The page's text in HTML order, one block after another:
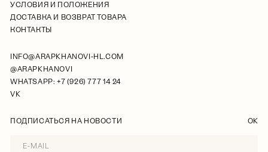
УСЛОВИЯ И ПОЛОЖЕНИЯ
ДОСТАВКА И ВОЗВРАТ ТОВАРА
КОНТАКТЫ
INFO@ARAPKHANOVI-HL.COM
@ARAPKHANOVI
WHATSAPP: +7 (926) 777 14 24
VK
ПОДПИСАТЬСЯ НА НОВОСТИ OK